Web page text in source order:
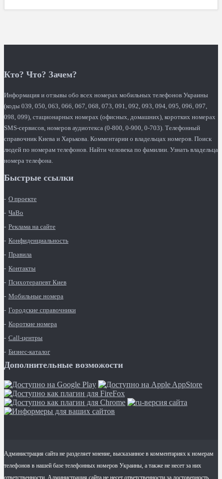
Кто? Что? Зачем?
Информация и отзывы обо всех номерах мобильных телефонов Украины
(коды 039, 050, 063, 066, 067, 068, 073, 091, 092, 093, 094, 095, 096, 097,
098, 099), стационарных номерах (офисных, домашних), коротких номерах
SMS-сервисов, номеров аудиотекса (0-800, 0-900, 0-703). Телефонный
справочник Киева и Харькова. Комментарии о владельцах номеров. Поиск
людей по номерам телефонов. Найти человека по фамилии. Узнать владельца
номера телефона.
Быстрые ссылки
О проекте
ЧаВо
Реклама на сайте
Конфиденциальность
Правила
Контакты
Психотерапевт Киев
Мобильные номера
Городские справочники
Короткие номера
Call-центры
Бизнес-каталог
Дополнительные возможости
Администрация сайта не разделяет мнение, высказанное в комментариях к номерам
телефонов в нашей базе телефонных номеров Украины, а также не несет за них